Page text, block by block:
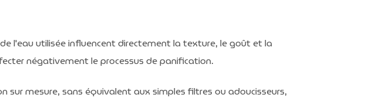
l'eau utilisée influencent directement la texture, le goût et la
négativement le processus de panification.
mesure, sans équivalent aux simples filtres ou adoucisseurs,